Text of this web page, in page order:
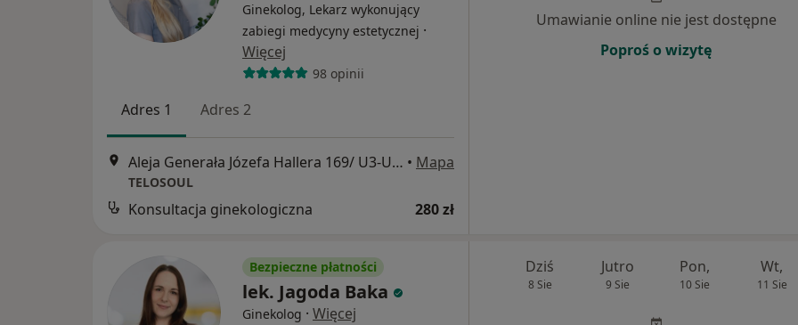
Ginekolog, Lekarz wykonujący
zabiegi medycyny estetycznej ·
Więcej
98 opinii
Adres 1 Adres 2
Aleja Generała Józefa Hallera 169/ U3-U4, Gdańsk • Mapa
TELOSOUL
Konsultacja ginekologiczna 280 zł
Umawianie online nie jest dostępne
Poproś o wizytę
Bezpieczne płatności
lek. Jagoda Baka
Ginekolog · Więcej
Dziś
8 Sie
Jutro
9 Sie
Pon,
10 Sie
Wt,
11 Sie